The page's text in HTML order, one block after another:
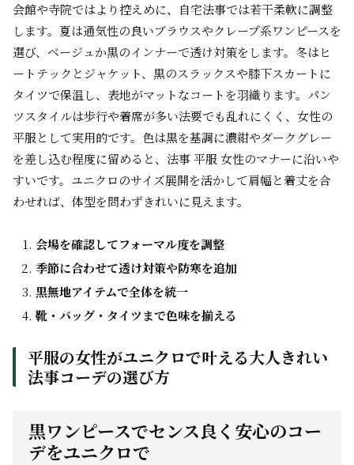
会館や寺院ではより控えめに、自宅法事では若干柔軟に調整
します。夏は通気性の良いブラウスやクレープ系ワンピースを
選び、ベージュか黒のインナーで透け対策をします。冬はヒ
ートテックとジャケット、黒のスラックスや膝下スカートに
タイツで保温し、表地がマットなコートを羽織ります。パン
ツスタイルは歩行や着席が多い法要でも乱れにくく、女性の
平服として実用的です。色は黒を基調に濃紺やダークグレー
を差し込む程度に留めると、法事 平服 女性のマナーに沿いや
すいです。ユニクロのサイズ展開を活かして肩幅と着丈を合
わせれば、体型を問わずきれいに見えます。
会場を確認してフォーマル度を調整
季節に合わせて透け対策や防寒を追加
黒無地アイテムで全体を統一
靴・バッグ・タイツまで色味を揃える
平服の女性がユニクロで叶える大人きれい
法事コーデの選び方
黒ワンピースでセンス良く安心のコー
デをユニクロで